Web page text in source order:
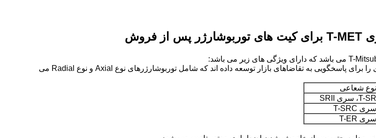
از سال 1965 تاکنون، توربوشارژرهای گاز اگزوز سری T-MET سری های زیادی را برای پاسخگویی به تقاضاهای بازار توسعه داده اند که شامل توربوشارژرهای نوع Axial و نوع Radial می
نوع شعاعی
T-SR، سری SRII
سری T-SRC
سری T-ER